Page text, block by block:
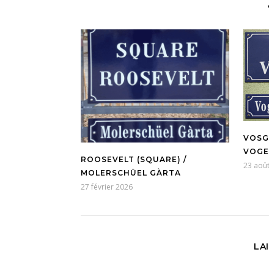
ROOSEVELT (SQUARE) /
MOLERSCHÜEL GÀRTA
27 février 2026
23